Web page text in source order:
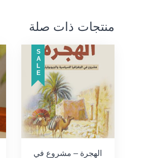
منتجات ذات صلة
SALE
الهجرة – مشروع في